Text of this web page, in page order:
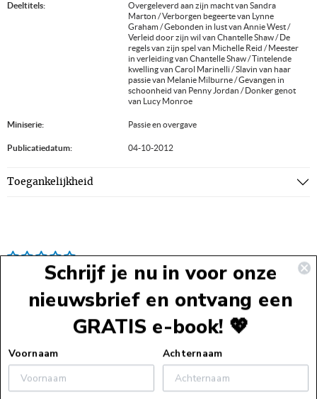
Deeltitels:
Overgeleverd aan zijn macht van Sandra
Marton / Verborgen begeerte van Lynne
Graham / Gebonden in lust van Annie West /
Verleid door zijn wil van Chantelle Shaw / De
regels van zijn spel van Michelle Reid / Meester
in verleiding van Chantelle Shaw / Tintelende
kwelling van Carol Marinelli / Slavin van haar
passie van Melanie Milburne / Gevangen in
schoonheid van Penny Jordan / Donker genot
van Lucy Monroe
Miniserie: Passie en overgave
Publicatiedatum: 04-10-2012
Toegankelijkheid
Schrijf je nu in voor onze
nieuwsbrief en ontvang een
GRATIS e-book! 💖
Voornaam Achternaam